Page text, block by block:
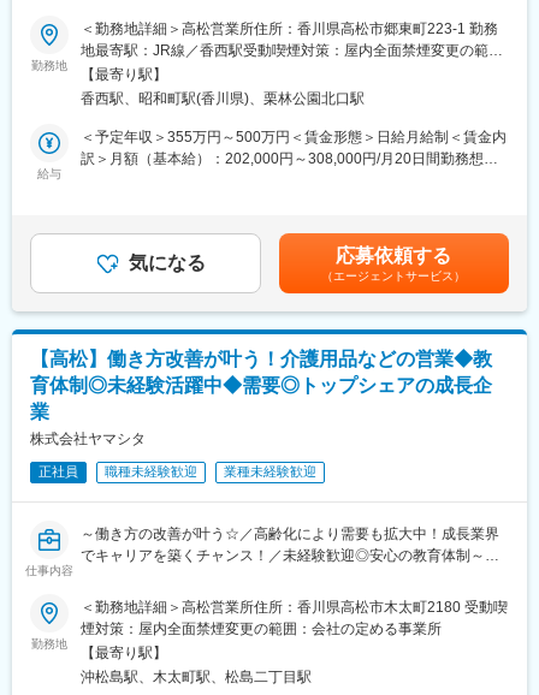
■業務の魅力
人事労務の幅広い経験を積みながら、業務改善や効率化にも積極
的に関われ、組織運営の根幹を担えます。
社内研修やOJT、資格取得支援制度（最大10万円補助）など成長
を手厚く支援します。
や育児給付金制度も充実しています。
基幹業務を通じて労務管理の専門性を高め、将来的な管理職や人
事領域全体へのステップアップが可能です。
■企業の特徴/魅力
上場グループの一員として安定した経営基盤を持ち、社員が働き
変更の範囲：会社の定める業務
■業務内容：
介護用ベッド・車いす・歩行器等の福祉用具を、お客様である介
護ショップにレンタルする際の事務作業全般をご担当いただきま
す。
・レンタル注文受付及び返却受付 それに伴うシステム入力
・伝票作成（社内システム使用）
・電話応対、来客応対（茶菓接遇含む）
確認→商品手配・出荷処理・伝票作成・納期管理
【レンタル終了時】返却受付の事務処理、月末月初は請求書チェ
ック
当いただきます。ご来社のお客様対応としてのフロント業務や、
クワークのみの事務職とは異なります。
■企業の特徴・魅力：
する超高齢化社会に必要不可欠な社会貢献性の高い事業を行って
おり、医療・介護に関わる全ての人が安心できる快適なヘルスケ
ア環境の創造をテーマに事業を展開しています。
勤務地
＜勤務地詳細＞高松営業所住所：香川県高松市郷東町223-1 勤務
地最寄駅：JR線／香西駅受動喫煙対策：屋内全面禁煙変更の範
囲：会社の定める事業所
【最寄り駅】
香西駅、昭和町駅(香川県)、栗林公園北口駅
給与
＜予定年収＞355万円～500万円＜賃金形態＞日給月給制＜賃金内
訳＞月額（基本給）：202,000円～308,000円/月20日間勤務想定
選考を通じて上下する可能性があります。月給(月額)は固定手当を
含めた表記です。
気になる 応募依頼する
（エージェントサービス）
【高松】働き方改善が叶う！介護用品などの営業◆教
育体制◎未経験活躍中◆需要◎トップシェアの成長企
業
株式会社ヤマシタ
正社員 職種未経験歓迎 業種未経験歓迎
仕事内容
～働き方の改善が叶う☆／高齢化により需要も拡大中！成長業界
でキャリアを築くチャンス！／未経験歓迎◎安心の教育体制～
割！充実の研修制度
◇生成AIを活用し再現性の高い営業が可能！チーム制で働きやす
く、且つ質の高いサービスを提供
◇成果とプロセスが評価される明確な評価制度あり！最大年４回
の昇進・昇格制度により、スピード感をもったキャリア形成も可
勤務地
＜勤務地詳細＞高松営業所住所：香川県高松市木太町2180 受動喫
煙対策：屋内全面禁煙変更の範囲：会社の定める事業所
【最寄り駅】
沖松島駅、木太町駅、松島二丁目駅